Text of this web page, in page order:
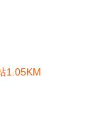
1.05KM